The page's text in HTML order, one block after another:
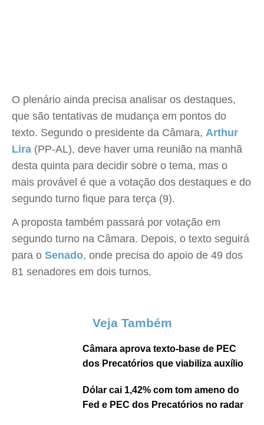
O plenário ainda precisa analisar os destaques,
que são tentativas de mudança em pontos do
texto. Segundo o presidente da Câmara, Arthur
Lira (PP-AL), deve haver uma reunião na manhã
desta quinta para decidir sobre o tema, mas o
mais provável é que a votação dos destaques e do
segundo turno fique para terça (9).
A proposta também passará por votação em
segundo turno na Câmara. Depois, o texto seguirá
para o Senado, onde precisa do apoio de 49 dos
81 senadores em dois turnos.
Veja Também
Câmara aprova texto-base de PEC
dos Precatórios que viabiliza auxílio
Dólar cai 1,42% com tom ameno do
Fed e PEC dos Precatórios no radar